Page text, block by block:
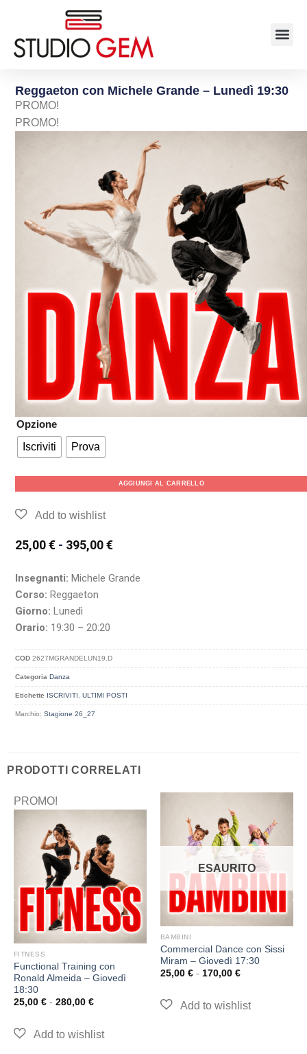
Reggaeton con Michele Grande – Lunedì 19:30
PROMO!
PROMO!
Opzione
Iscriviti
Prova
AGGIUNGI AL CARRELLO
25,00€ - 395,00€
Insegnanti: Michele Grande
Corso: Reggaeton
Giorno: Lunedì
Orario: 19:30 – 20:20
COD2627MGRANDELUN19.D
Categoria Danza
Etichette ISCRIVITI ,ULTIMI POSTI
Marchio:Stagione 26_27
PRODOTTI CORRELATI
PROMO!
FITNESS
Functional Training con
Ronald Almeida – Giovedì
18:30
25,00 € - 280,00 €
ESAURITO
BAMBINI
Commercial Dance con Sissi
Miram – Giovedì 17:30
25,00 € - 170,00 €